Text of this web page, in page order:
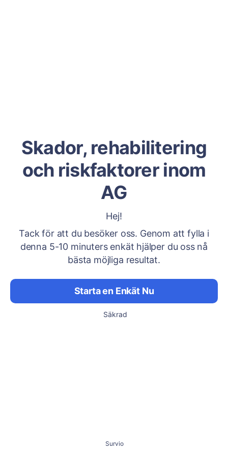
Skador, rehabilitering
och riskfaktorer inom
AG
Hej!
Tack för att du besöker oss. Genom att fylla i
denna 5-10 minuters enkät hjälper du oss nå
bästa möjliga resultat.
Starta en Enkät Nu
Säkrad
Survio